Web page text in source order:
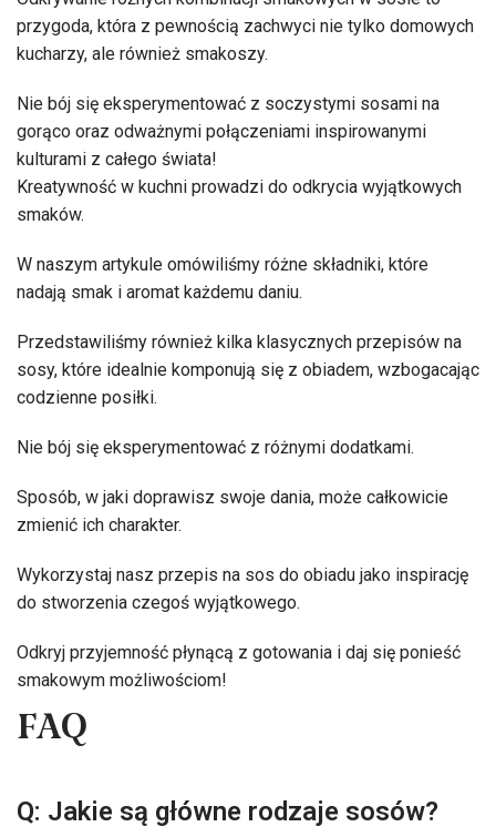
przygoda, która z pewnością zachwyci nie tylko domowych
kucharzy, ale również smakoszy.
Nie bój się eksperymentować z soczystymi sosami na
gorąco oraz odważnymi połączeniami inspirowanymi
kulturami z całego świata!
Kreatywność w kuchni prowadzi do odkrycia wyjątkowych
smaków.
W naszym artykule omówiliśmy różne składniki, które
nadają smak i aromat każdemu daniu.
Przedstawiliśmy również kilka klasycznych przepisów na
sosy, które idealnie komponują się z obiadem, wzbogacając
codzienne posiłki.
Nie bój się eksperymentować z różnymi dodatkami.
Sposób, w jaki doprawisz swoje dania, może całkowicie
zmienić ich charakter.
Wykorzystaj nasz przepis na sos do obiadu jako inspirację
do stworzenia czegoś wyjątkowego.
Odkryj przyjemność płynącą z gotowania i daj się ponieść
smakowym możliwościom!
FAQ
Q: Jakie są główne rodzaje sosów?